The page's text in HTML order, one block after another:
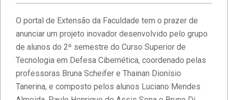
O portal de Extensão da Faculdade tem o prazer de
anunciar um projeto inovador desenvolvido pelo grupo
de alunos do 2º semestre do Curso Superior de
Tecnologia em Defesa Cibernética, coordenado pelas
professoras Bruna Scheifer e Thainan Dionísio
Tanerina, e composto pelos alunos Luciano Mendes